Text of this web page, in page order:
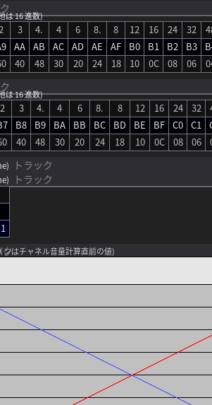
は 16 進数)
3 4. 4 6 8. 8 12 16 24 32
AA AB AC AD AE AF B0 B1 B2 B3
40 48 30 20 24 18 10 0C 08 06
は 16 進数)
2 3 4. 4 6 8. 8 12 16 24 32
B8 B9 BA BB BC BD BE BF C0 C1
40 48 30 20 24 18 10 0C 08 06
トラック
トラック
ク
ンはチャネル音量計算直前の値)